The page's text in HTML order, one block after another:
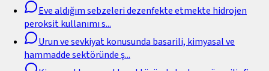
Eve aldığım sebzeleri dezenfekte etmekte hidrojen
peroksit kullanımı s...
Urun ve sevkiyat konusunda basarili, kimyasal ve
hammadde sektöründe ş...